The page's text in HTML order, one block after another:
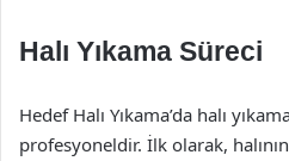
Halı Yıkama Süreci
Hedef Halı Yıkama’da halı
profesyoneldir. İlk olarak,